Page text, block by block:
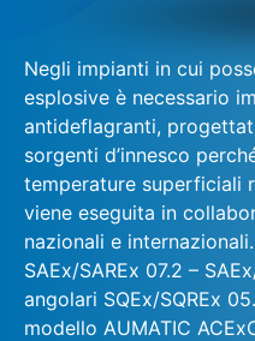
Negli impianti in cui
esplosive è necessario
antideflagranti,
sorgenti d’innesco
temperature superficiali
viene eseguita in
nazionali e
SAEx/SAREx 07.2 –
angolari SQEx/SQREx
modello AUMATIC